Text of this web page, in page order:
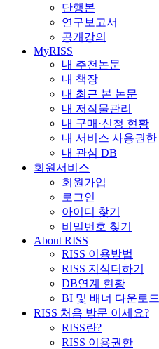
단행본
연구보고서
공개강의
MyRISS
내 추천논문
내 책장
내 최근 본 논문
내 저작물관리
내 구매·신청 현황
내 서비스 사용권한
내 관심 DB
회원서비스
회원가입
로그인
아이디 찾기
비밀번호 찾기
About RISS
RISS 이용방법
RISS 지식더하기
DB연계 현황
BI 및 배너 다운로드
RISS 처음 방문 이세요?
RISS란?
RISS 이용권한